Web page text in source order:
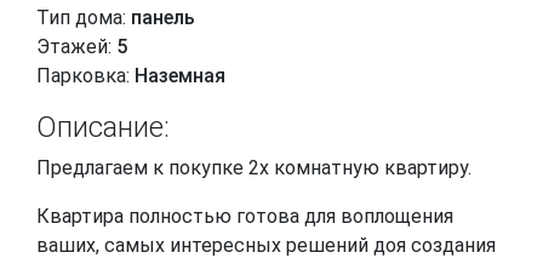
Тип дома: панель
Этажей: 5
Парковка: Наземная
Описание:
Предлагаем к покупке 2х комнатную квартиру.
Квартира полностью готова для воплощения
ваших, самых интересных решений доя создания